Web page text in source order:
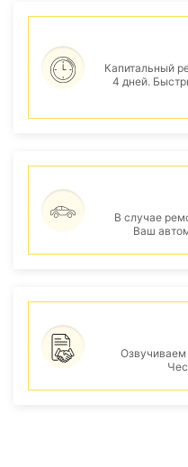
Капитальный
4 дней.
В случае
Ваш
Озвучиваем